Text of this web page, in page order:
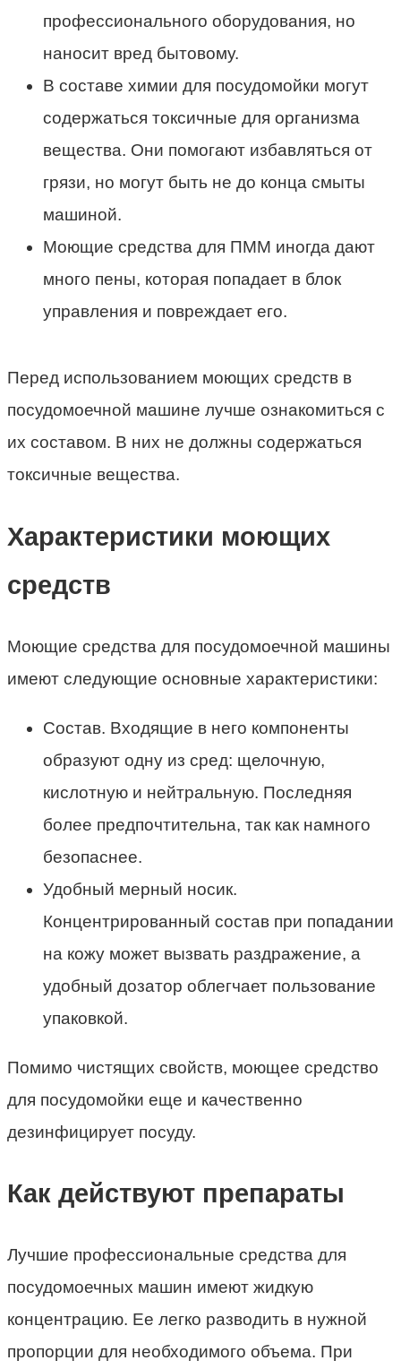
профессионального оборудования, но
наносит вред бытовому.
В составе химии для посудомойки могут
содержаться токсичные для организма
вещества. Они помогают избавляться от
грязи, но могут быть не до конца смыты
машиной.
Моющие средства для ПММ иногда дают
много пены, которая попадает в блок
управления и повреждает его.
Перед использованием моющих средств в
посудомоечной машине лучше ознакомиться с
их составом. В них не должны содержаться
токсичные вещества.
Характеристики моющих
средств
Моющие средства для посудомоечной машины
имеют следующие основные характеристики:
Состав. Входящие в него компоненты
образуют одну из сред: щелочную,
кислотную и нейтральную. Последняя
более предпочтительна, так как намного
безопаснее.
Удобный мерный носик.
Концентрированный состав при попадании
на кожу может вызвать раздражение, а
удобный дозатор облегчает пользование
упаковкой.
Помимо чистящих свойств, моющее средство
для посудомойки еще и качественно
дезинфицирует посуду.
Как действуют препараты
Лучшие профессиональные средства для
посудомоечных машин имеют жидкую
концентрацию. Ее легко разводить в нужной
пропорции для необходимого объема. При